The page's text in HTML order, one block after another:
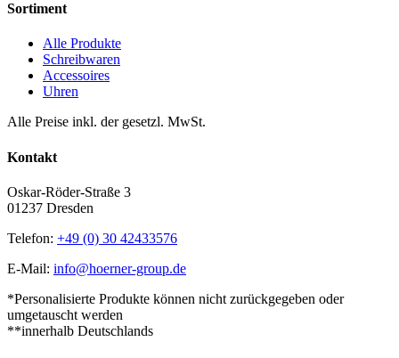
Sortiment
Alle Produkte
Schreibwaren
Accessoires
Uhren
Alle Preise inkl. der gesetzl. MwSt.
Kontakt
Oskar-Röder-Straße 3
01237 Dresden
Telefon: +49 (0) 30 42433576
E-Mail: info@hoerner-group.de
*Personalisierte Produkte können nicht zurückgegeben oder
umgetauscht werden
**innerhalb Deutschlands